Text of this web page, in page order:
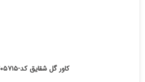
کاور گل شقایق کد-۲۰۵۷۱۵